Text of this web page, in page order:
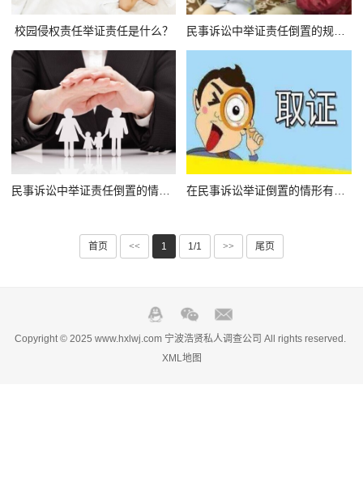
校园侵权责任举证责任是什么？ 民事诉讼中举证责任倒置的规定有哪些？
首页 << 1 1/1 >> 尾页
Copyright © 2025 www.hxlwj.com 宁波浩贤私人调查公司 All rights reserved.
XML地图